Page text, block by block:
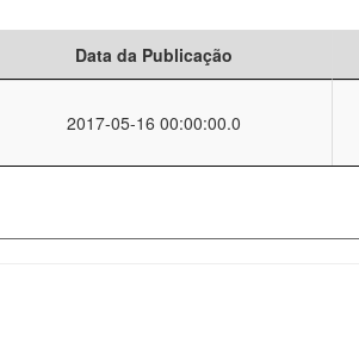
Data da Publicação
2017-05-16 00:00:00.0